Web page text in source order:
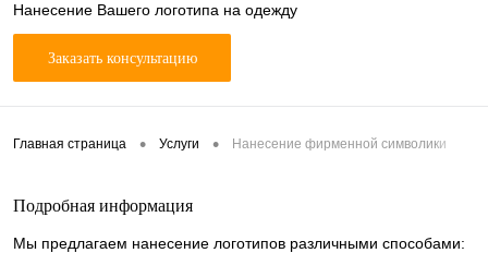
Нанесение Вашего логотипа на одежду
Заказать консультацию
Главная страница • Услуги • Нанесение фирменной символики
Подробная информация
Мы предлагаем нанесение логотипов различными способами: